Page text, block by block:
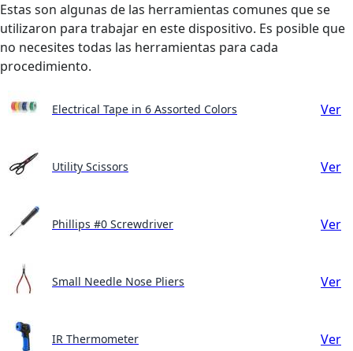
Estas son algunas de las herramientas comunes que se
utilizaron para trabajar en este dispositivo. Es posible que
no necesites todas las herramientas para cada
procedimiento.
Electrical Tape in 6 Assorted Colors Ver
Utility Scissors Ver
Phillips #0 Screwdriver Ver
Small Needle Nose Pliers Ver
IR Thermometer Ver